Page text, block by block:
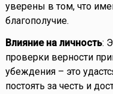
уверены в том, что
благополучие.
Влияние на личность:
проверки верности
убеждения – это
постоять за честь и